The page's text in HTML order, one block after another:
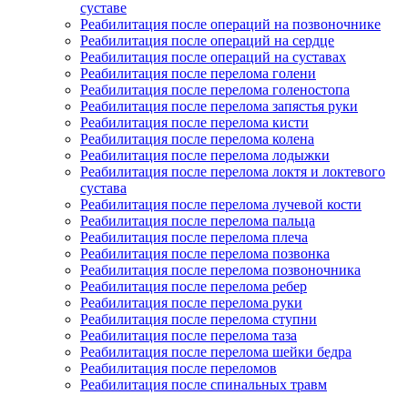
суставе
Реабилитация после операций на позвоночнике
Реабилитация после операций на сердце
Реабилитация после операций на суставах
Реабилитация после перелома голени
Реабилитация после перелома голеностопа
Реабилитация после перелома запястья руки
Реабилитация после перелома кисти
Реабилитация после перелома колена
Реабилитация после перелома лодыжки
Реабилитация после перелома локтя и локтевого
сустава
Реабилитация после перелома лучевой кости
Реабилитация после перелома пальца
Реабилитация после перелома плеча
Реабилитация после перелома позвонка
Реабилитация после перелома позвоночника
Реабилитация после перелома ребер
Реабилитация после перелома руки
Реабилитация после перелома ступни
Реабилитация после перелома таза
Реабилитация после перелома шейки бедра
Реабилитация после переломов
Реабилитация после спинальных травм